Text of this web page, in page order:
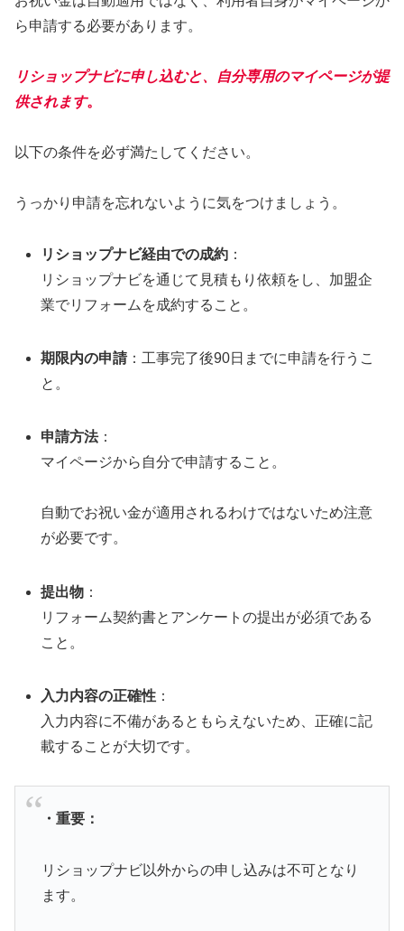
ら申請する必要があります。
リショップナビに申し込むと、自分専用のマイページが提
供されます。
以下の条件を必ず満たしてください。
うっかり申請を忘れないように気をつけましょう。
リショップナビ経由での成約 ：
リショップナビを通じて見積もり依頼をし、加盟企
業でリフォームを成約すること。
期限内の申請：工事完了後90日までに申請を行うこ
と。
申請方法：
マイページから自分で申請すること。
自動でお祝い金が適用されるわけではないため注意
が必要です。
提出物 ：
リフォーム契約書とアンケートの提出が必須である
こと。
入力内容の正確性 ：
入力内容に不備があるともらえないため、正確に記
載することが大切です。
・重要：
リショップナビ以外からの申し込みは不可となり
ます。